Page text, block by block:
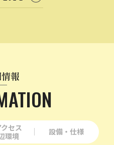
報
セス
環境
設備・仕様